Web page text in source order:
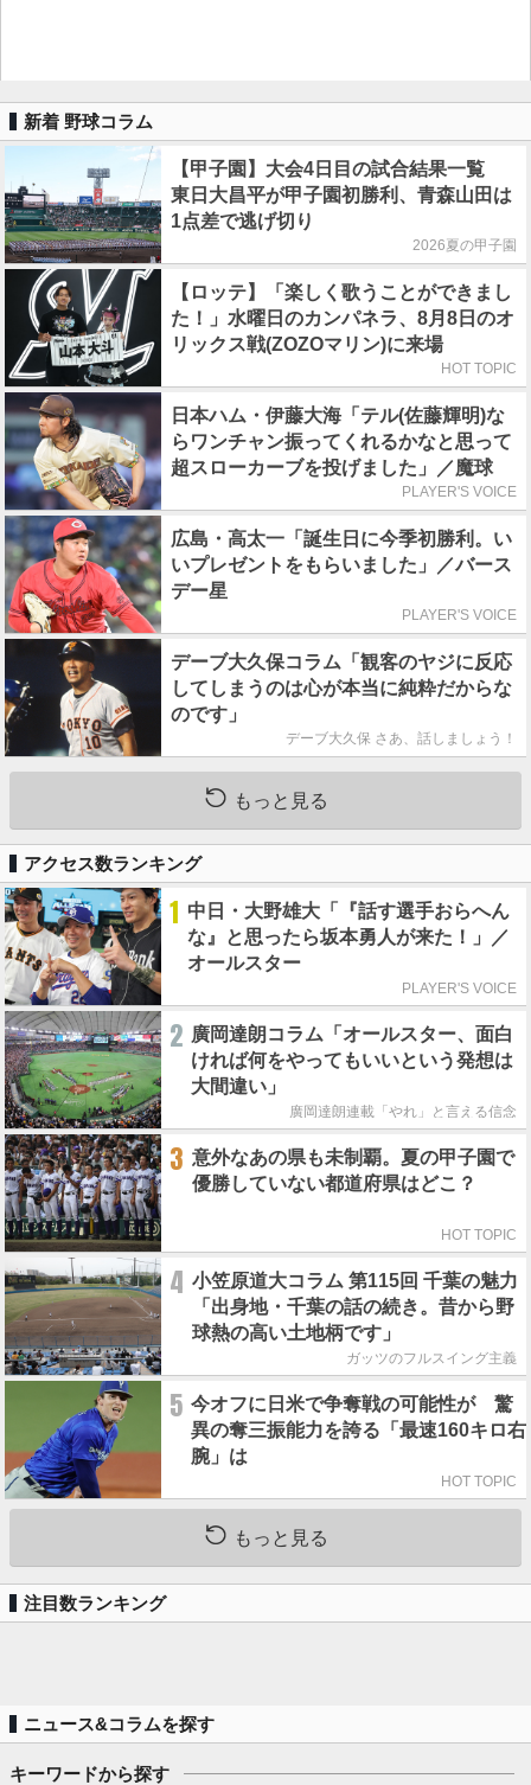
新着 野球コラム
【甲子園】大会4日目の試合結果一覧
東日大昌平が甲子園初勝利、青森山田は
1点差で逃げ切り
2026夏の甲子園
【ロッテ】「楽しく歌うことができまし
た！」水曜日のカンパネラ、8月8日のオ
リックス戦(ZOZOマリン)に来場
HOT TOPIC
日本ハム・伊藤大海「テル(佐藤輝明)な
らワンチャン振ってくれるかなと思って
超スローカーブを投げました」／魔球
PLAYER'S VOICE
広島・高太一「誕生日に今季初勝利。い
いプレゼントをもらいました」／バース
デー星
PLAYER'S VOICE
デーブ大久保コラム「観客のヤジに反応
してしまうのは心が本当に純粋だからな
のです」
デーブ大久保 さあ、話しましょう！
もっと見る
アクセス数ランキング
1 中日・大野雄大「『話す選手おらへん
な』と思ったら坂本勇人が来た！」／
オールスター
PLAYER'S VOICE
2 廣岡達朗コラム「オールスター、面白
ければ何をやってもいいという発想は
大間違い」
廣岡達朗連載「やれ」と言える信念
3 意外なあの県も未制覇。夏の甲子園で
優勝していない都道府県はどこ？
HOT TOPIC
4 小笠原道大コラム 第115回 千葉の魅力
「出身地・千葉の話の続き。昔から野
球熱の高い土地柄です」
ガッツのフルスイング主義
5 今オフに日米で争奪戦の可能性が 驚
異の奪三振能力を誇る「最速160キロ右
腕」は
HOT TOPIC
もっと見る
注目数ランキング
ニュース&コラムを探す
キーワードから探す